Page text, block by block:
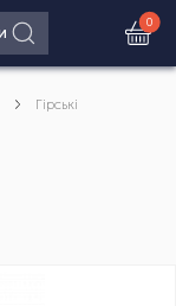
0
Гірські